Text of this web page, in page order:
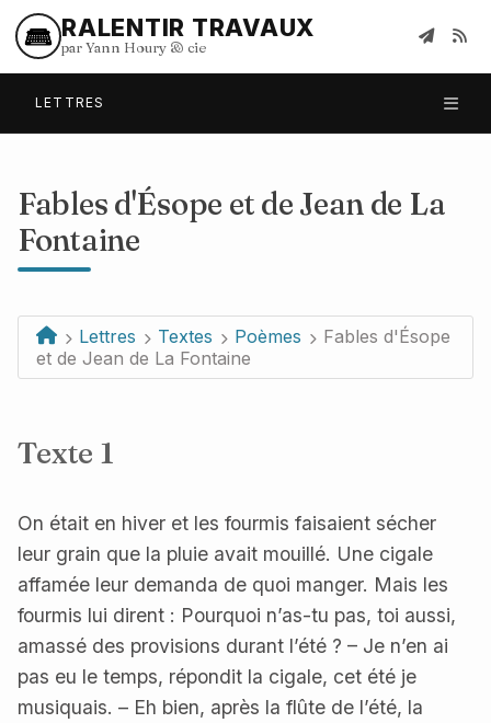
RALENTIR TRAVAUX
par Yann Houry & cie
LETTRES
Fables d'Ésope et de Jean de La
Fontaine
Lettres Textes Poèmes
Fables d'Ésope
et de Jean de La Fontaine
Texte 1
On était en hiver et les fourmis faisaient sécher
leur grain que la pluie avait mouillé. Une cigale
affamée leur demanda de quoi manger. Mais les
fourmis lui dirent : Pourquoi n’as-tu pas, toi aussi,
amassé des provisions durant l’été ? – Je n’en ai
pas eu le temps, répondit la cigale, cet été je
musiquais. – Eh bien, après la flûte de l’été, la